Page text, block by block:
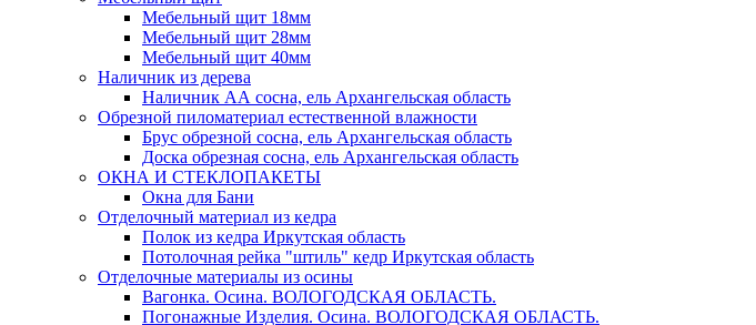
Мебельный щит 18мм
Мебельный щит 28мм
Мебельный щит 40мм
Наличник из дерева
Наличник АА сосна, ель Архангельская область
Обрезной пиломатериал естественной влажности
Брус обрезной сосна, ель Архангельская область
Доска обрезная сосна, ель Архангельская область
ОКНА И СТЕКЛОПАКЕТЫ
Окна для Бани
Отделочный материал из кедра
Полок из кедра Иркутская область
Потолочная рейка "штиль" кедр Иркутская область
Отделочные материалы из осины
Вагонка. Осина. ВОЛОГОДСКАЯ ОБЛАСТЬ.
Погонажные Изделия. Осина. ВОЛОГОДСКАЯ ОБЛАСТЬ.